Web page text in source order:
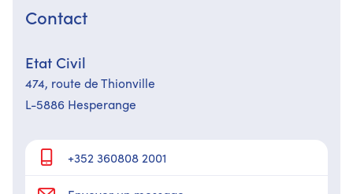
Contact
Etat Civil
474,​ route de Thionville
L-5886 Hesperange
+352 360808 2001